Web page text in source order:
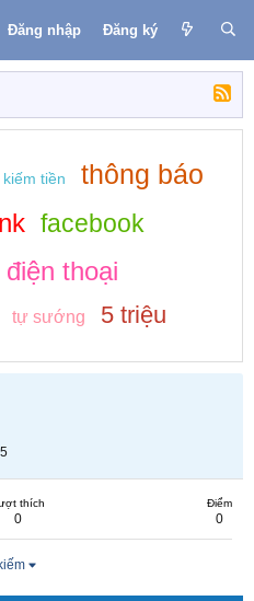
Đăng nhập Đăng ký
kiếm tiền thông báo
facebook
thoại
tự sướng 5 triệu
thích
0
Điểm
0